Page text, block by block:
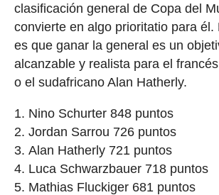
clasificación general de Copa del
convierte en algo prioritatio para él.
es que ganar la general es un
alcanzable y realista para el
o el sudafricano Alan Hatherly.
Nino Schurter 848 puntos
Jordan Sarrou 726 puntos
Alan Hatherly 721 puntos
Luca Schwarzbauer 718 puntos
Mathias Fluckiger 681 puntos